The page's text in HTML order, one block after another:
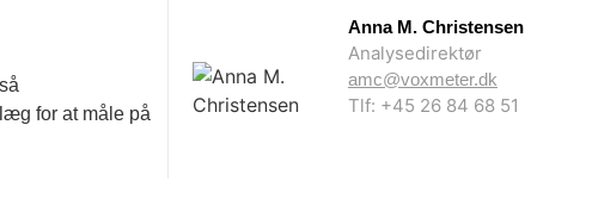
for at måle på
Anna M. Christensen
Analysedirektør
amc@voxmeter.dk
Tlf: +45 26 84 68 51